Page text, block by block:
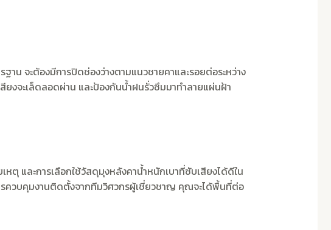
าน จะต้องมีการปิดช่องว่างตามแนวชายคาและรอยต่อระหว่าง
งจะเล็ดลอดผ่าน และป้องกันน้ำฝนรั่วซึมมาทำลายแผ่นฝ้า
หตุ และการเลือกใช้วัสดุมุงหลังคาน้ำหนักเบาที่ซับเสียงได้ดีใน
ควบคุมงานติดตั้งจากทีมวิศวกรผู้เชี่ยวชาญ คุณจะได้พื้นที่ต่อ